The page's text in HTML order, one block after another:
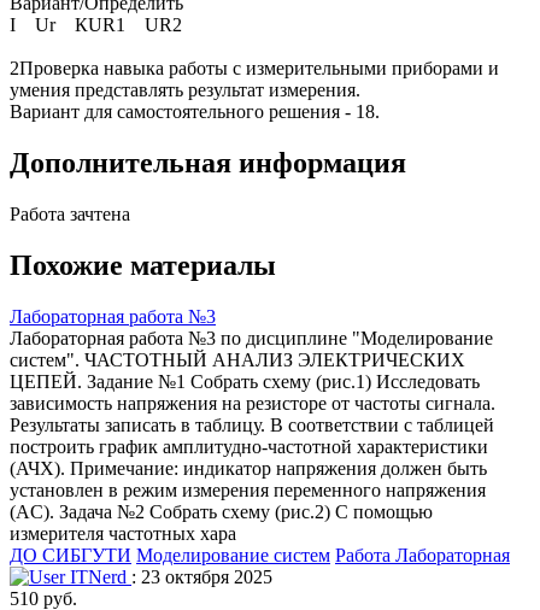
I Ur КUR1 UR2
2Проверка навыка работы с измерительными приборами и
умения представлять результат измерения.
Вариант для самостоятельного решения - 18.
Дополнительная информация
Работа зачтена
Похожие материалы
Лабораторная работа №3
Лабораторная работа №3 по дисциплине "Моделирование
систем". ЧАСТОТНЫЙ АНАЛИЗ ЭЛЕКТРИЧЕСКИХ
ЦЕПЕЙ. Задание №1 Собрать схему (рис.1) Исследовать
зависимость напряжения на резисторе от частоты сигнала.
Результаты записать в таблицу. В соответствии с таблицей
построить график амплитудно-частотной характеристики
(АЧХ). Примечание: индикатор напряжения должен быть
установлен в режим измерения переменного напряжения
(AC). Задача №2 Собрать схему (рис.2) С помощью
измерителя частотных хара
ДО СИБГУТИ Моделирование систем Работа Лабораторная
ITNerd : 23 октября 2025
510 руб.